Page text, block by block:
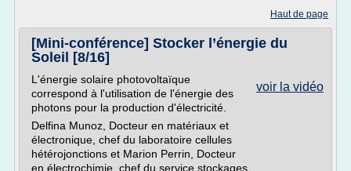
Haut de page
[Mini-conférence] Stocker l’énergie du
Soleil [8/16]
voir la vidéo
L'énergie solaire photovoltaïque
correspond à l'utilisation de l'énergie des
photons pour la production d'électricité.
Delfina Munoz, Docteur en matériaux et
électronique, chef du laboratoire cellules
hétérojonctions et Marion Perrin, Docteur
en électrochimie, chef du service stockages